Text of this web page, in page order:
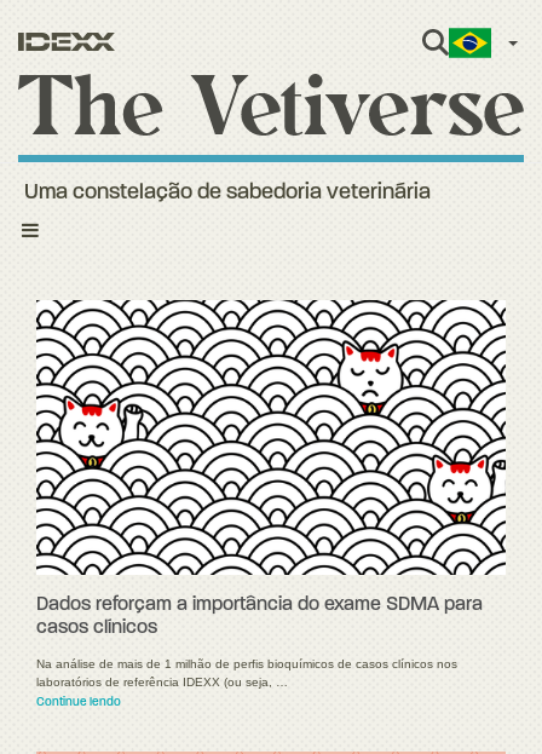
Toggle
Uma constelação de sabedoria veterinária
Dados reforçam a importância do exame SDMA para
casos clínicos
Na análise de mais de 1 milhão de perfis bioquímicos de casos clínicos nos
laboratórios de referência IDEXX (ou seja, …
Continue lendo